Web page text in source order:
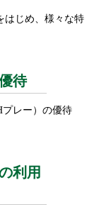
はじめ、様々な特
待
プレー）の優待
利用